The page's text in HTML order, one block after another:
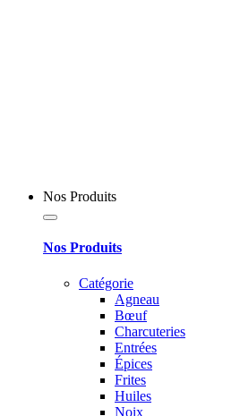
Nos Produits
Nos Produits
Catégorie
Agneau
Bœuf
Charcuteries
Entrées
Épices
Frites
Huiles
Noix